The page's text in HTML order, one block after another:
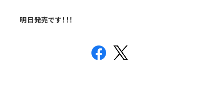
明日発売です！！！